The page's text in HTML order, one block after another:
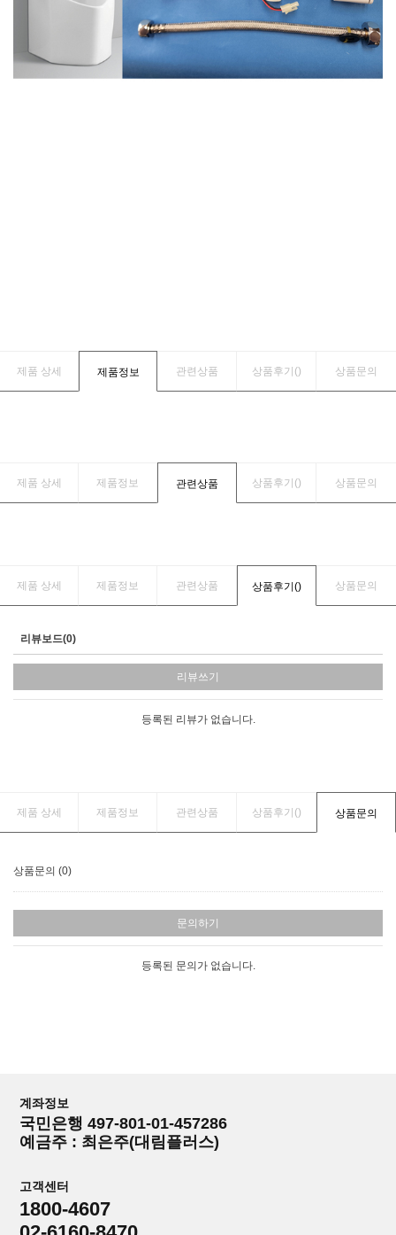
제품 상세 제품정보 관련상품 상품후기() 상품문의
제품 상세 제품정보 관련상품 상품후기() 상품문의
제품 상세 제품정보 관련상품 상품후기() 상품문의
리뷰보드(0)
리뷰쓰기
등록된 리뷰가 없습니다.
제품 상세 제품정보 관련상품 상품후기() 상품문의
상품문의 (0)
문의하기
등록된 문의가 없습니다.
계좌정보
국민은행 497-801-01-457286
예금주 : 최은주(대림플러스)
고객센터
1800-4607